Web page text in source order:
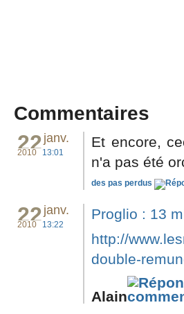
Commentaires
22 janv.
2010 13:01
Et encore,
n'a pas été
des pas perdus
22 janv.
2010 13:22
Proglio : 13
http://
double-
Alain